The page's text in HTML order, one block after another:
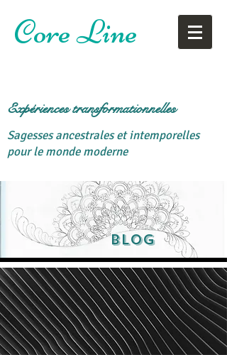
Core Line
Expériences transformationnelles
Sagesses ancestrales et intemporelles
pour le monde moderne
Blog